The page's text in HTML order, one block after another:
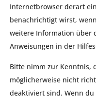
Internetbrowser derart
benachrichtigt wirst,
weitere Information über
Anweisungen in der
Bitte nimm zur Kenntnis,
möglicherweise nicht
deaktiviert sind. Wenn